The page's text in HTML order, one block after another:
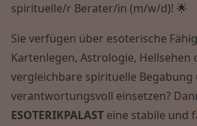
spirituelle/r Berater/in (m/w/d)! 🌟
Sie verfügen über esoterische
Kartenlegen, Astrologie, Hellsehen
vergleichbare spirituelle
verantwortungsvoll einsetzen?
ESOTERIKPALAST eine stabile und